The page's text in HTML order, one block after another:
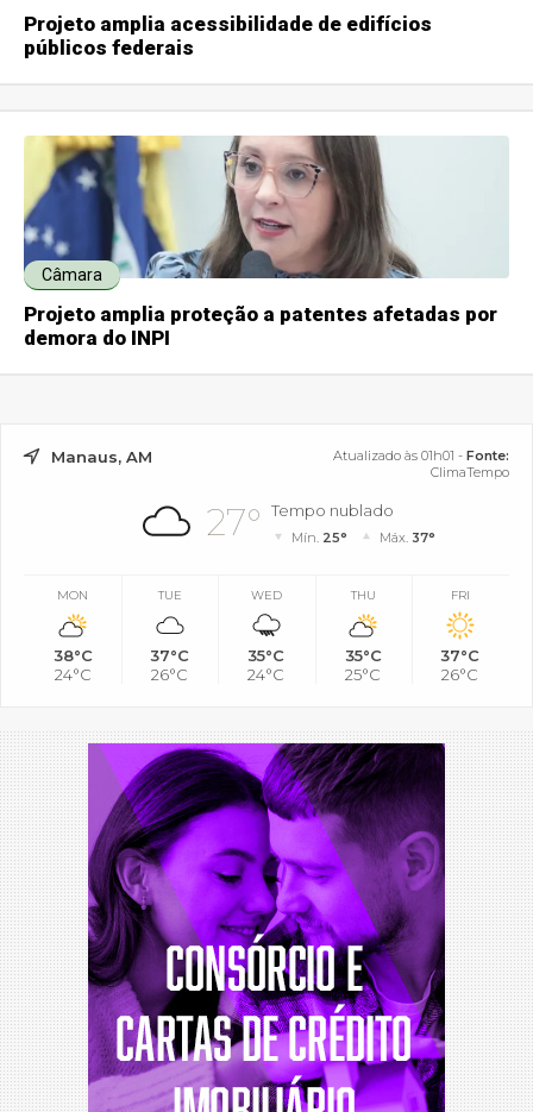
Projeto amplia acessibilidade de edifícios
públicos federais
Câmara
Projeto amplia proteção a patentes afetadas por
demora do INPI
Manaus, AM Atualizado às 01h01 - Fonte:
ClimaTempo
27° Tempo nublado
Mín. 25° Máx. 37°
MON
38°C
24°C
TUE
37°C
26°C
WED
35°C
24°C
THU
35°C
25°C
FRI
37°C
26°C